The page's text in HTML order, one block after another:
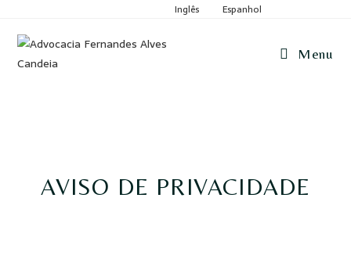
Inglês Espanhol
Menu
AVISO DE PRIVACIDADE